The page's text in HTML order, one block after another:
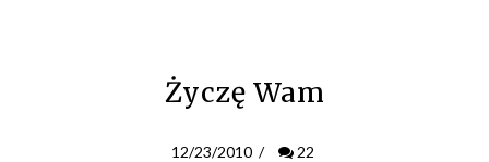
Życzę Wam
12/23/2010 / 22